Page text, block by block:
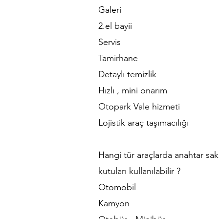
Galeri
2.el bayii
Servis
Tamirhane
Detaylı temizlik
Hızlı , mini onarım
Otopark Vale hizmeti
Lojistik araç taşımacılığı
Hangi tür araçlarda anahtar
kutuları kullanılabilir ?
Otomobil
Kamyon